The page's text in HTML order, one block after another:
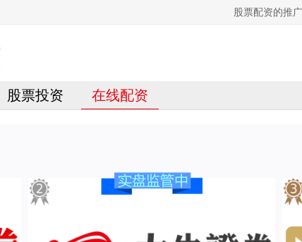
股票配资的推
股票投资 在线配资